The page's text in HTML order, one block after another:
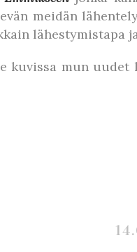
meidän
kuvissa mun